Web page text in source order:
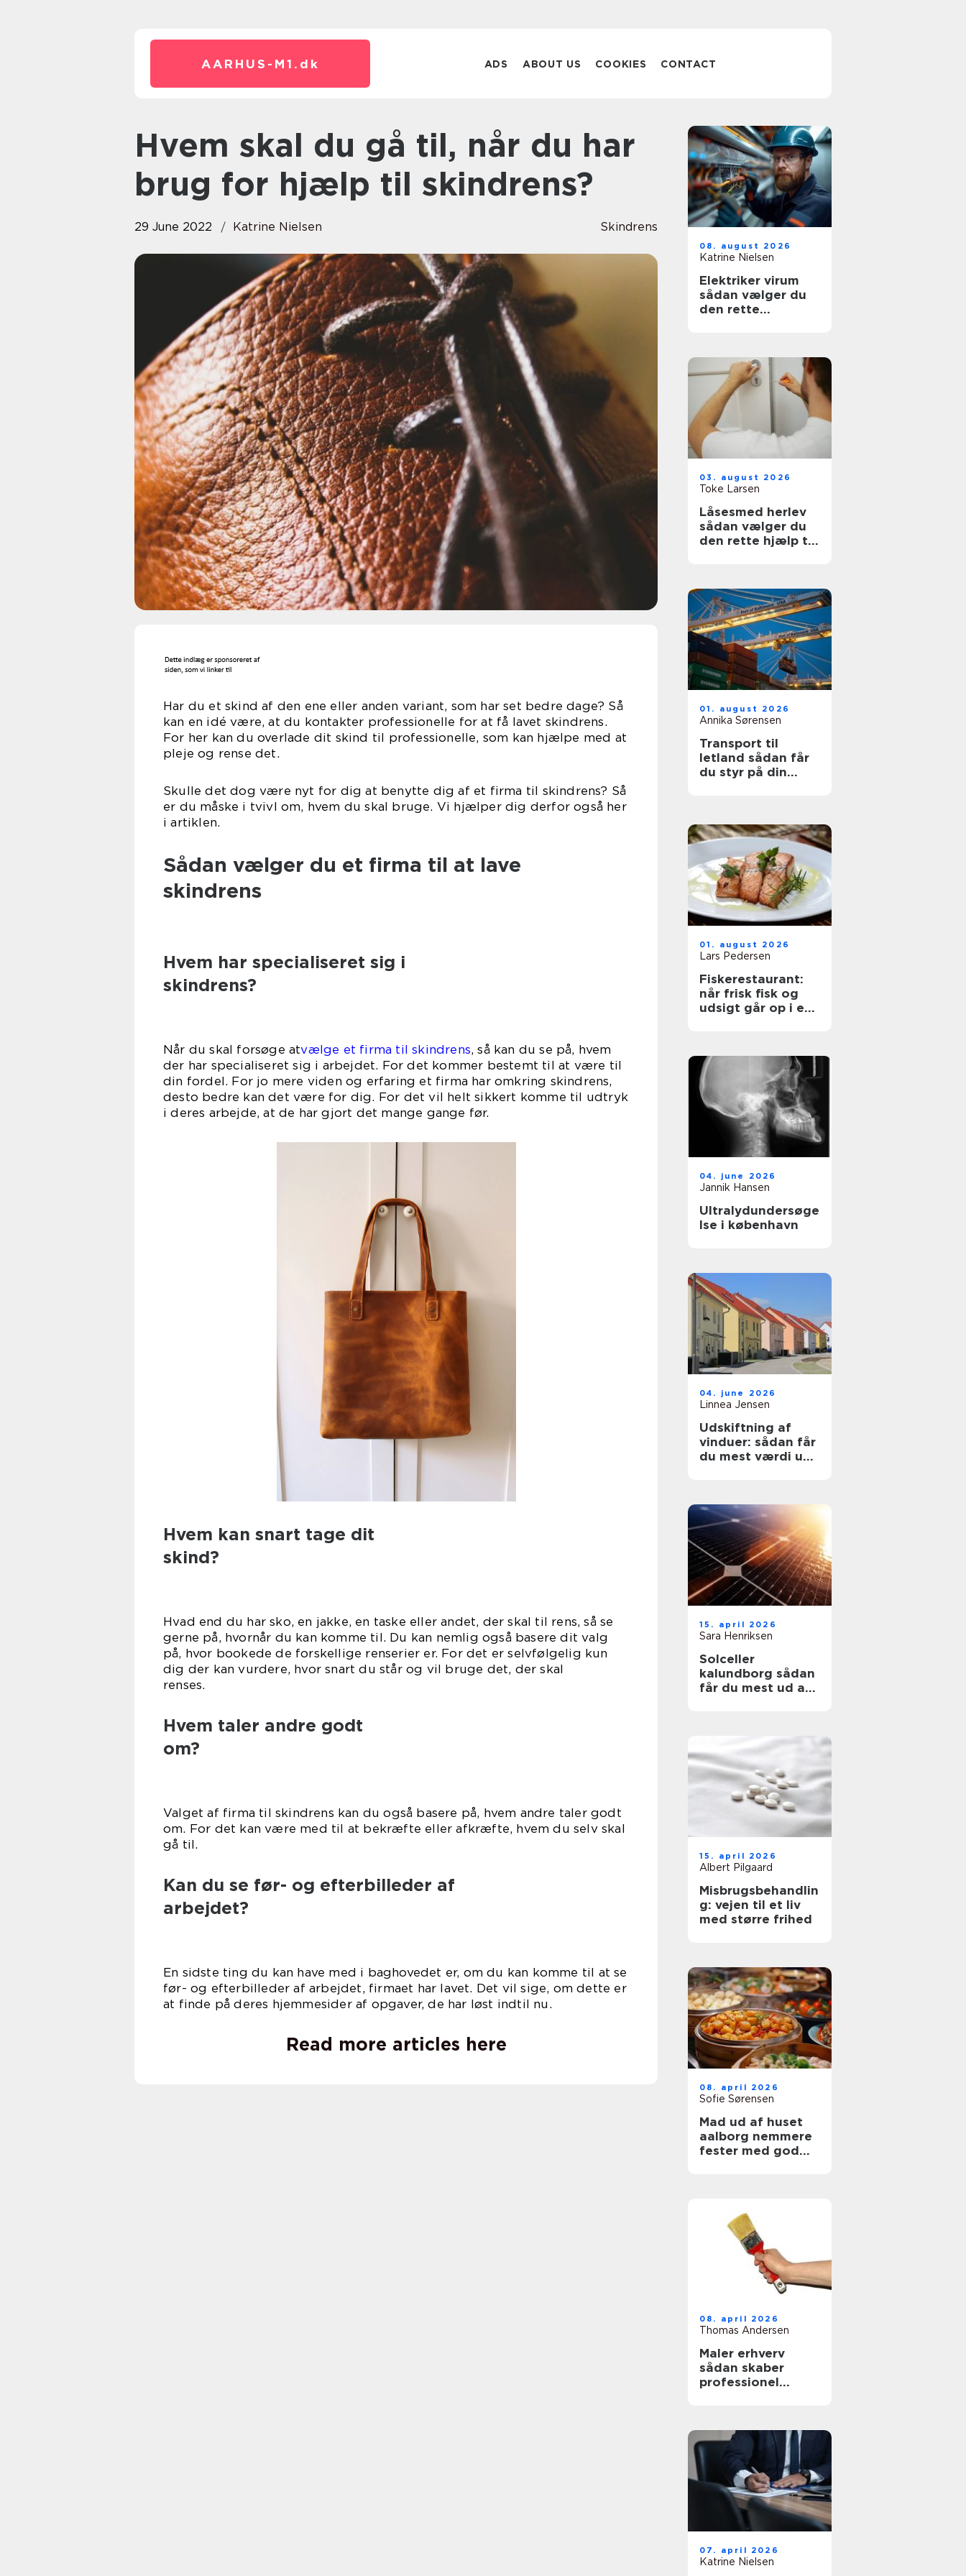
AARHUS-M1. dk ADS ABOUT US COOKIES CONTACT
Hvem skal du gå til, når du har
brug for hjælp til skindrens?
29 June 2022 Katrine Nielsen Skindrens
Har du et skind af den ene eller anden variant, som har set bedre dage? Så
kan en idé være, at du kontakter professionelle for at få lavet skindrens.
For her kan du overlade dit skind til professionelle, som kan hjælpe med at
pleje og rense det.
Skulle det dog være nyt for dig at benytte dig af et firma til skindrens? Så
er du måske i tvivl om, hvem du skal bruge. Vi hjælper dig derfor også her
i artiklen.
Sådan vælger du et firma til at lave
skindrens
Hvem har specialiseret sig i
skindrens?
Når du skal forsøge atvælge et firma til skindrens, så kan du se på, hvem
der har specialiseret sig i arbejdet. For det kommer bestemt til at være til
din fordel. For jo mere viden og erfaring et firma har omkring skindrens,
desto bedre kan det være for dig. For det vil helt sikkert komme til udtryk
i deres arbejde, at de har gjort det mange gange før.
Hvem kan snart tage dit
skind?
Hvad end du har sko, en jakke, en taske eller andet, der skal til rens, så se
gerne på, hvornår du kan komme til. Du kan nemlig også basere dit valg
på, hvor bookede de forskellige renserier er. For det er selvfølgelig kun
dig der kan vurdere, hvor snart du står og vil bruge det, der skal
renses.
Hvem taler andre godt
om?
Valget af firma til skindrens kan du også basere på, hvem andre taler godt
om. For det kan være med til at bekræfte eller afkræfte, hvem du selv skal
gå til.
Kan du se før- og efterbilleder af
arbejdet?
En sidste ting du kan have med i baghovedet er, om du kan komme til at se
før- og efterbilleder af arbejdet, firmaet har lavet. Det vil sige, om dette er
at finde på deres hjemmesider af opgaver, de har løst indtil nu.
Read more articles here
08. august 2026
Katrine Nielsen
Elektriker virum
sådan vælger du
den rette
03. august 2026
Toke Larsen
Låsesmed herlev
sådan vælger du
den rette hjælp til
01. august 2026
Annika Sørensen
Transport til
letland sådan får
du styr på din
01. august 2026
Lars Pedersen
Fiskerestaurant:
når frisk fisk og
udsigt går op i en
04. june 2026
Jannik Hansen
Ultralydundersøge
lse i københavn
04. june 2026
Linnea Jensen
Udskiftning af
vinduer: sådan får
du mest værdi ud
15. april 2026
Sara Henriksen
Solceller
kalundborg sådan
får du mest ud af
15. april 2026
Albert Pilgaard
Misbrugsbehandlin
g: vejen til et liv
med større frihed
08. april 2026
Sofie Sørensen
Mad ud af huset
aalborg nemmere
fester med god
08. april 2026
Thomas Andersen
Maler erhverv
sådan skaber
professionel
07. april 2026
Katrine Nielsen